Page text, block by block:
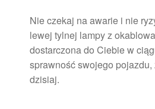
Nie czekaj na awarie i nie
lewej tylnej lampy z
dostarczona do Ciebie w
sprawność swojego
dzisiaj.